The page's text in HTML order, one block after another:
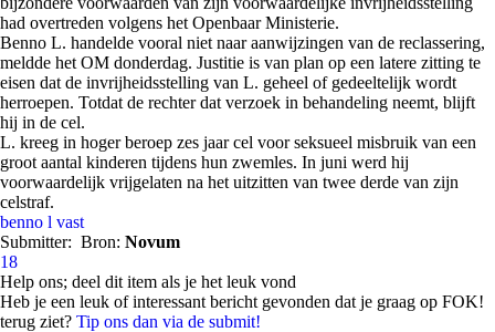
had overtreden volgens het Openbaar Ministerie.
Benno L. handelde vooral niet naar aanwijzingen van de reclassering,
meldde het OM donderdag. Justitie is van plan op een latere zitting te
eisen dat de invrijheidsstelling van L. geheel of gedeeltelijk wordt
herroepen. Totdat de rechter dat verzoek in behandeling neemt, blijft
hij in de cel.
L. kreeg in hoger beroep zes jaar cel voor seksueel misbruik van een
groot aantal kinderen tijdens hun zwemles. In juni werd hij
voorwaardelijk vrijgelaten na het uitzitten van twee derde van zijn
celstraf.
benno l vast
Submitter: Bron: Novum
18
Help ons; deel dit item als je het leuk vond
Heb je een leuk of interessant bericht gevonden dat je graag op FOK!
terug ziet? Tip ons dan via de submit!